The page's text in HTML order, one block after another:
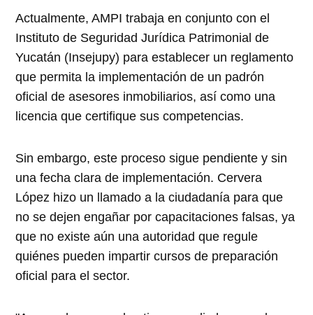
Actualmente, AMPI trabaja en conjunto con el
Instituto de Seguridad Jurídica Patrimonial de
Yucatán (Insejupy) para establecer un reglamento
que permita la implementación de un padrón
oficial de asesores inmobiliarios, así como una
licencia que certifique sus competencias.
Sin embargo, este proceso sigue pendiente y sin
una fecha clara de implementación. Cervera
López hizo un llamado a la ciudadanía para que
no se dejen engañar por capacitaciones falsas, ya
que no existe aún una autoridad que regule
quiénes pueden impartir cursos de preparación
oficial para el sector.